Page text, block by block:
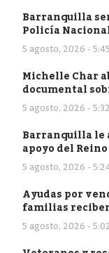
Barranquilla
Policía
5 agosto, 2026 -
Michelle Char
documental
5 agosto, 2026 -
Barranquilla le
apoyo del
5 agosto, 2026 -
Ayudas por
familias
5 agosto, 2026 -